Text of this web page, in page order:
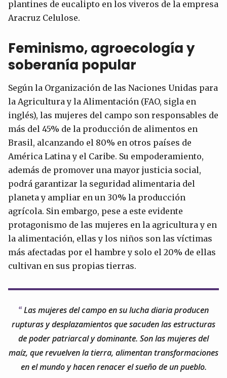
plantines de eucalipto en los viveros de la empresa
Aracruz Celulose.
Feminismo, agroecología y
soberanía popular
Según la Organización de las Naciones Unidas para
la Agricultura y la Alimentación (FAO, sigla en
inglés), las mujeres del campo son responsables de
más del 45% de la producción de alimentos en
Brasil, alcanzando el 80% en otros países de
América Latina y el Caribe. Su empoderamiento,
además de promover una mayor justicia social,
podrá garantizar la seguridad alimentaria del
planeta y ampliar en un 30% la producción
agrícola. Sin embargo, pese a este evidente
protagonismo de las mujeres en la agricultura y en
la alimentación, ellas y los niños son las víctimas
más afectadas por el hambre y solo el 20% de ellas
cultivan en sus propias tierras.
Las mujeres del campo en su lucha diaria producen
rupturas y desplazamientos que sacuden las estructuras
de poder patriarcal y dominante. Son las mujeres del
maíz, que revuelven la tierra, alimentan transformaciones
en el mundo y hacen renacer el sueño de un pueblo.